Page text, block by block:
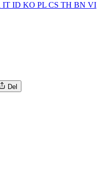
IT ID KO PL CS TH BN VI
Del